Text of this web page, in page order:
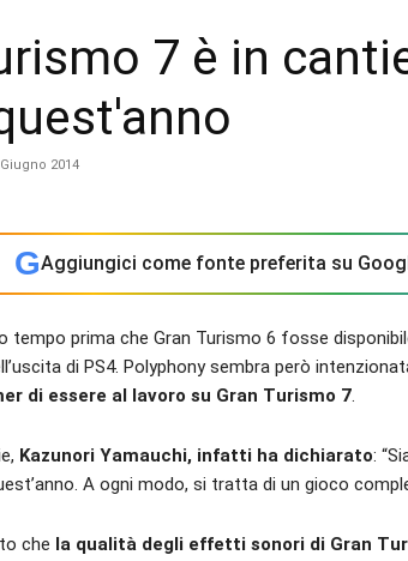
7 è in
2014
GAggiungici come fonte preferita su
tempo prima che Gran Turismo 6 fosse
di PS4. Polyphony sembra però
di essere al lavoro su Gran Turismo 7.
Kazunori Yamauchi, infatti ha dichiarato:
A ogni modo, si tratta di un gioco
che la qualità degli effetti sonori di Gran